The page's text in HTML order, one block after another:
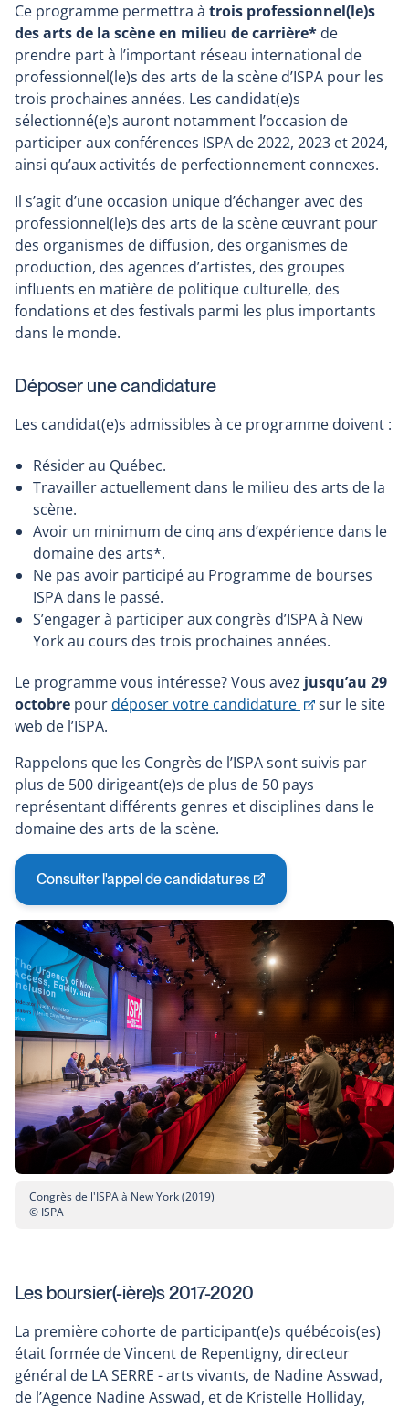
Ce programme permettra à trois professionnel(le)s
des arts de la scène en milieu de carrière* de
prendre part à l’important réseau international de
professionnel(le)s des arts de la scène d’ISPA pour les
trois prochaines années. Les candidat(e)s
sélectionné(e)s auront notamment l’occasion de
participer aux conférences ISPA de 2022, 2023 et 2024,
ainsi qu’aux activités de perfectionnement connexes.
Il s’agit d’une occasion unique d’échanger avec des
professionnel(le)s des arts de la scène œuvrant pour
des organismes de diffusion, des organismes de
production, des agences d’artistes, des groupes
influents en matière de politique culturelle, des
fondations et des festivals parmi les plus importants
dans le monde.
Déposer une candidature
Les candidat(e)s admissibles à ce programme doivent :
Résider au Québec.
Travailler actuellement dans le milieu des arts de la
scène.
Avoir un minimum de cinq ans d’expérience dans le
domaine des arts*.
Ne pas avoir participé au Programme de bourses
ISPA dans le passé.
S’engager à participer aux congrès d’ISPA à New
York au cours des trois prochaines années.
Le programme vous intéresse? Vous avez jusqu’au 29
octobre pourdéposer votre candidature
Ce
dans
nouvelle
sur le site
web de l’ISPA.
Rappelons que les Congrès de l’ISPA sont suivis par
plus de 500 dirigeant(e)s de plus de 50 pays
représentant différents genres et disciplines dans le
domaine des arts de la scène.
Consulter l'appel de candidatures
Ce
lien
s'ouvrira
dans
une
nouvelle
fenêtre
Congrès de l'ISPA à New York (2019)
© ISPA
Les boursier(-ière)s 2017-2020
La première cohorte de participant(e)s québécois(es)
était formée de Vincent de Repentigny, directeur
général de LA SERRE - arts vivants, de Nadine Asswad,
de l’Agence Nadine Asswad, et de Kristelle Holliday,